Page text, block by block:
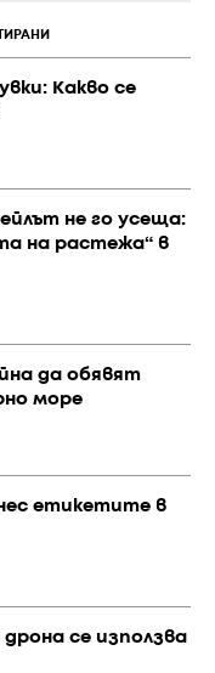
Какво се
не го усеща:
на растежа“ в
да обявят
море
етикетите в
се използва